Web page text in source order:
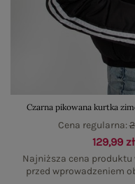
Czarna pikowana kurtka
129,99 zł
Najniższa cena produktu
przed wprowadzeniem
Cena regularna: